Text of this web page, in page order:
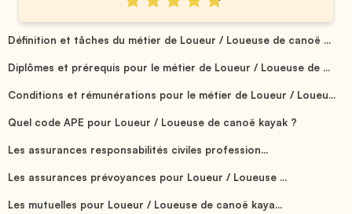
Définition et tâches du métier de Loueur / Loueuse de canoë ...
Diplômes et prérequis pour le métier de Loueur / Loueuse de ...
Conditions et rémunérations pour le métier de Loueur / Loueu...
Quel code APE pour Loueur / Loueuse de canoë kayak ?
Les assurances responsabilités civiles profession...
Les assurances prévoyances pour Loueur / Loueuse ...
Les mutuelles pour Loueur / Loueuse de canoë kaya...